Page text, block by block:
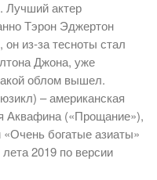
Лучший актер
Тэрон Эджертон
он из-за тесноты стал
Джона, уже
облом вышел.
– американская
Аквафина («Прощание»),
богатые азиаты»
2019 по версии